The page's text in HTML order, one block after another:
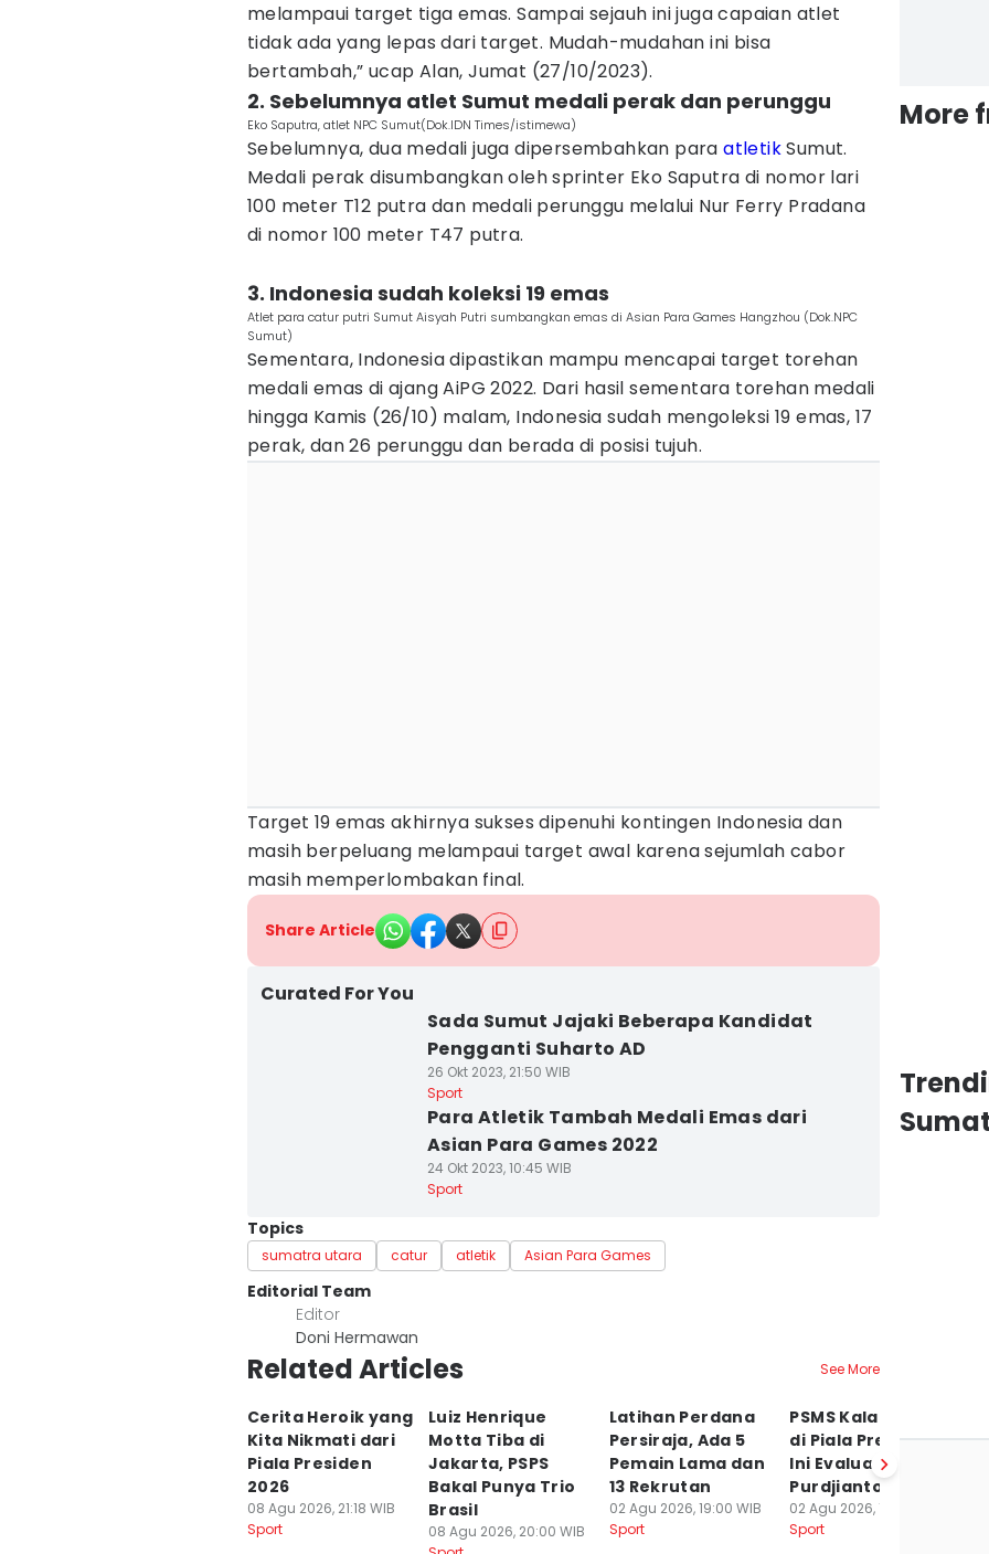
melampaui target tiga emas. Sampai sejauh ini juga capaian atlet
tidak ada yang lepas dari target. Mudah-mudahan ini bisa
bertambah,” ucap Alan, Jumat (27/10/2023).
2. Sebelumnya atlet Sumut medali perak dan perunggu
Eko Saputra, atlet NPC Sumut(Dok.IDN Times/istimewa)
Sebelumnya, dua medali juga dipersembahkan paraatletikSumut.
Medali perak disumbangkan oleh sprinter Eko Saputra di nomor lari
100 meter T12 putra dan medali perunggu melalui Nur Ferry Pradana
di nomor 100 meter T47 putra.
3. Indonesia sudah koleksi 19 emas
Atlet para catur putri Sumut Aisyah Putri sumbangkan emas di Asian Para Games Hangzhou (Dok.NPC
Sumut)
Sementara, Indonesia dipastikan mampu mencapai target torehan
medali emas di ajang AiPG 2022. Dari hasil sementara torehan medali
hingga Kamis (26/10) malam, Indonesia sudah mengoleksi 19 emas, 17
perak, dan 26 perunggu dan berada di posisi tujuh.
Target 19 emas akhirnya sukses dipenuhi kontingen Indonesia dan
masih berpeluang melampaui target awal karena sejumlah cabor
masih memperlombakan final.
Share Article
Curated For You
Sada Sumut Jajaki Beberapa Kandidat
Pengganti Suharto AD
26 Okt 2023, 21:50 WIB
Sport
Para Atletik Tambah Medali Emas dari
Asian Para Games 2022
24 Okt 2023, 10:45 WIB
Sport
Topics
sumatra utara catur atletik Asian Para Games
Editorial Team
Editor
Doni Hermawan
Related Articles See More
Cerita Heroik yang
Kita Nikmati dari
Piala Presiden
2026
08 Agu 2026, 21:18 WIB
Sport
Luiz Henrique
Motta Tiba di
Jakarta, PSPS
Bakal Punya Trio
Brasil
08 Agu 2026, 20:00 WIB
Latihan Perdana
Persiraja, Ada 5
Pemain Lama dan
13 Rekrutan
02 Agu 2026, 19:00 WIB
Sport
PSMS Kalah 3 Kali
di Piala Presiden,
Ini Evaluasi Eko
Purdjianto
02 Agu 2026, 11:43 WIB
Sport
More